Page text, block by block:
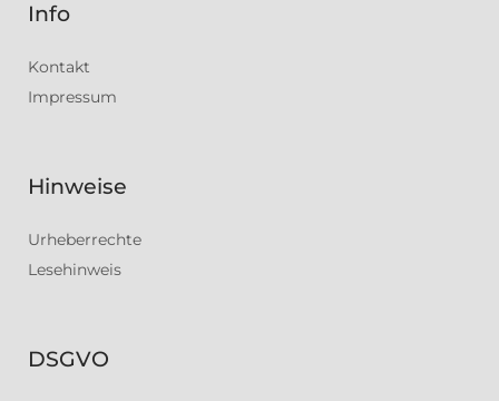
Info
Kontakt
Impressum
Hinweise
Urheberrechte
Lesehinweis
DSGVO